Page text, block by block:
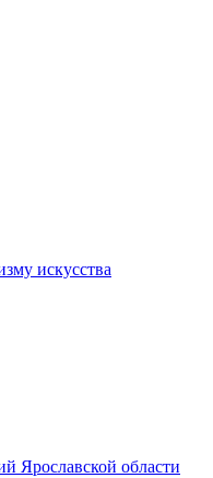
искусства
Ярославской области